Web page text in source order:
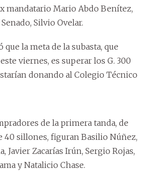
mandatario Mario Abdo Benítez,
Silvio Ovelar.
la meta de la subasta, que
viernes, es superar los G. 300
donando al Colegio Técnico
de la primera tanda, de
40 sillones, figuran Basilio Núñez,
Javier Zacarías Irún, Sergio Rojas,
y Natalicio Chase.